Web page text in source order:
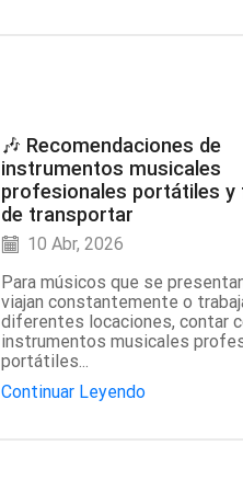
🎶 Recomendaciones de
instrumentos musicales
profesionales portátiles y
de transportar
10 Abr, 2026
Para músicos que se
viajan constantemente o
diferentes locaciones, contar
instrumentos musicales
portátiles...
Continuar Leyendo